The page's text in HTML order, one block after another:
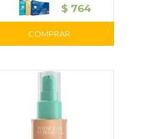
$ 764